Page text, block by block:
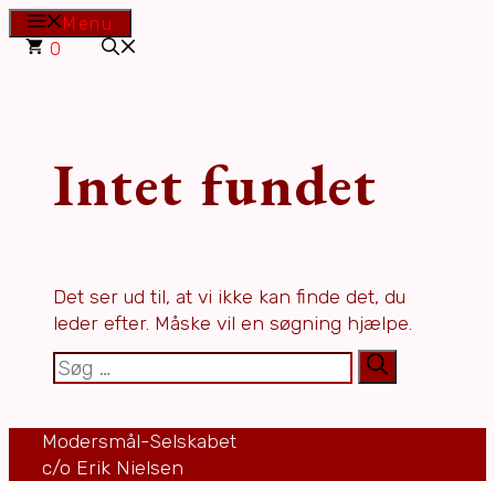
Hop
Menu
0
Intet fundet
Det ser ud til, at vi ikke kan finde det, du
leder efter. Måske vil en søgning hjælpe.
Søg
efter:
Modersmål-Selskabet
c/o Erik Nielsen